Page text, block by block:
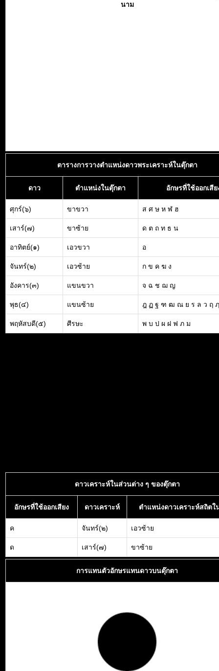
นาม
ตารางการวางตำแหน่งดาวพระเคราะห์ในตุ๊กตา
ดาว ตำแหน่งในตุ๊กตา อักษรที่ใช้ออกเสีย
ศุกร์(๖) ขาขวา ส ศ ษ ห ฬ ฮ
เสาร์(๗) ขาซ้าย ด ต ถ ท ธ น
อาทิตย์(๑) เอวขวา อ
จันทร์(๒) เอวซ้าย ก ข ค ฆ ง
อังคาร(๓) แขนขวา จ ฉ ช ฌ ญ
พุธ(๔) แขนซ้าย ฎ ฏ ฐ ฑ ฒ ณ ย ร ล ว ฤ ฦ
พฤหัสบดี(๕) ศีรษะ พ บ ป ผ ฝ ฟ ภ ม
ดาวเคราะห์ในส่วนต่าง ๆ ของตุ๊กตา
อักษรที่ใช้ออกเสียง ดาวเคราะห์ ตำแหน่งดาวเคราะห์สถิตใ
ค จันทร์(๒) เอวซ้าย
ด เสาร์(๗) ขาซ้าย
การแทนตัวอักษรแทนดาวบนตุ๊กตา